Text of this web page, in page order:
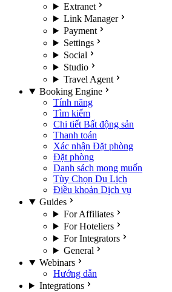
Extranet
Link Manager
Payment
Settings
Social
Studio
Travel Agent
Booking Engine
Tính năng
Tìm kiếm
Chi tiết Bất động sản
Thanh toán
Xác nhận Đặt phòng
Đặt phòng
Danh sách mong muốn
Tùy Chọn Du Lịch
Điều khoản Dịch vụ
Guides
For Affiliates
For Hoteliers
For Integrators
General
Webinars
Hướng dẫn
Integrations